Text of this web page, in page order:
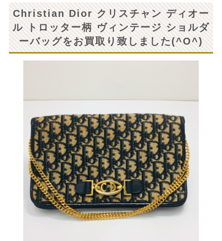
Christian Dior クリスチャン ディオー
ル トロッター柄 ヴィンテージ ショルダ
ーバッグをお買取り致しました(^O^)